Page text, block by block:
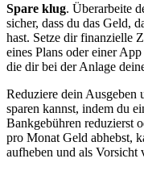
Spare klug. Überarbeite
sicher, dass du das Geld,
hast. Setze dir finanzielle
eines Plans oder einer
die dir bei der Anlage
Reduziere dein Ausgeben
sparen kannst, indem du
Bankgebühren reduzierst
pro Monat Geld abhebst,
aufheben und als Vorsicht